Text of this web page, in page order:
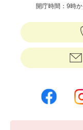
開庁時間：9時